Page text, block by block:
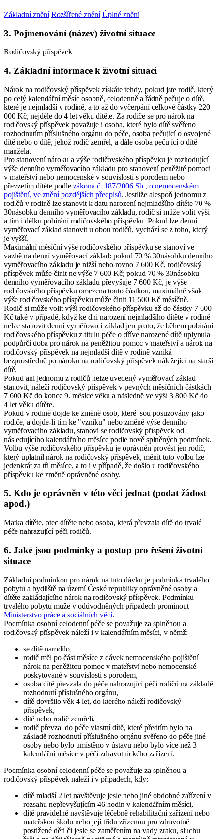
Základní znění Rozšířené znění Úplné znění
3. Pojmenování (název) životní situace
Rodičovský příspěvek
4. Základní informace k životní situaci
Nárok na rodičovský příspěvek získáte tehdy, pokud jste rodič, který
po celý kalendářní měsíc osobně, celodenně a řádně pečuje o dítě,
které je nejmladší v rodině, a to až do vyčerpání celkové částky 220
000 Kč, nejdéle do 4 let věku dítěte. Za rodiče se pro nárok na
rodičovský příspěvek považuje i osoba, které bylo dítě svěřeno
rozhodnutím příslušného orgánu do péče, osoba pečující o osvojené
dítě nebo o dítě, jehož rodič zemřel, a dále osoba pečující o dítě
manžela.
Pro stanovení nároku a výše rodičovského příspěvku je rozhodující
výše denního vyměřovacího základu pro stanovení peněžité pomoci
v mateřství nebo nemocenské v souvislosti s porodem nebo
převzetím dítěte podle zákona č. 187/2006 Sb., o nemocenském
pojištění, ve znění pozdějších předpisů. Jestliže alespoň jednomu z
rodičů v rodině lze stanovit k datu narození nejmladšího dítěte 70 %
30násobku denního vyměřovacího základu, rodič si může volit výši
a tím i délku pobírání rodičovského příspěvku. Pokud lze denní
vyměřovací základ stanovit u obou rodičů, vychází se z toho, který
je vyšší.
Maximální měsíční výše rodičovského příspěvku se stanoví ve
vazbě na denní vyměřovací základ: pokud 70 % 30násobku denního
vyměřovacího základu je nižší nebo rovno 7 600 Kč, rodičovský
příspěvek může činit nejvýše 7 600 Kč; pokud 70 % 30násobku
denního vyměřovacího základu převyšuje 7 600 Kč, je výše
rodičovského příspěvku omezena touto částkou, maximálně však
výše rodičovského příspěvku může činit 11 500 Kč měsíčně.
Rodič si může volit výši rodičovského příspěvku až do částky 7 600
Kč také v případě, když ke dni narození nejmladšího dítěte v rodině
nelze stanovit denní vyměřovací základ jen proto, že během pobírání
rodičovského příspěvku z titulu péče o dříve narozené dítě uplynula
podpůrčí doba pro nárok na peněžitou pomoc v mateřství a nárok na
rodičovský příspěvek na nejmladší dítě v rodině vzniká
bezprostředně po nároku na rodičovský příspěvek náležející na starší
dítě.
Pokud ani jednomu z rodičů nelze uvedený vyměřovací základ
stanovit, náleží rodičovský příspěvek v pevných měsíčních částkách
7 600 Kč do konce 9. měsíce věku a následně ve výši 3 800 Kč do
4 let věku dítěte.
Pokud v rodině dojde ke změně osob, které jsou posuzovány jako
rodiče, a dojde-li tím ke "vzniku" nebo změně výše denního
vyměřovacího základu, stanoví se rodičovský příspěvek od
následujícího kalendářního měsíce podle nově splněných podmínek.
Volbu výše rodičovského příspěvku je oprávněn provést jen rodič,
který uplatnil nárok na rodičovský příspěvek, měnit tuto volbu lze
jedenkrát za tři měsíce, a to i v případě, že došlo u rodičovského
příspěvku ke změně oprávněné osoby.
5. Kdo je oprávněn v této věci jednat (podat žádost
apod.)
Matka dítěte, otec dítěte nebo osoba, která převzala dítě do trvalé
péče nahrazující péči rodičů.
6. Jaké jsou podmínky a postup pro řešení životní
situace
Základní podmínkou pro nárok na tuto dávku je podmínka trvalého
pobytu a bydliště na území České republiky oprávněné osoby a
dítěte zakládajícího nárok na rodičovský příspěvek. Podmínku
trvalého pobytu může v odůvodněných případech prominout
Ministerstvo práce a sociálních věcí.
Podmínka osobní celodenní péče se považuje za splněnou a
rodičovský příspěvek náleží i v kalendářním měsíci, v němž:
se dítě narodilo,
rodič měl po část měsíce z dávek nemocenského pojištění
nárok na peněžitou pomoc v mateřství nebo nemocenské
poskytované v souvislosti s porodem,
osoba dítě převzala do péče nahrazující péči rodičů na základě
rozhodnutí příslušného orgánu,
dítě dovršilo věk 4 let, do kterého náleží rodičovský
příspěvek,
dítě nebo rodič zemřeli,
rodič převzal do péče vlastní dítě, které předtím bylo na
základě rozhodnutí příslušného orgánu svěřeno do péče jiné
osoby nebo bylo umístěno v ústavu nebo bylo více než 3
kalendářní měsíce v péči zdravotnického zařízení.
Podmínka osobní celodenní péče se považuje za splněnou a
rodičovský příspěvek náleží i v případech, kdy:
dítě mladší 2 let navštěvuje jesle nebo jiné obdobné zařízení v
rozsahu nepřevyšujícím 46 hodin v kalendářním měsíci,
dítě pravidelně navštěvuje léčebně rehabilitační zařízení nebo
mateřskou školu nebo její třídu zřízenou pro zdravotně
postižené děti či jesle se zaměřením na vady zraku, sluchu,